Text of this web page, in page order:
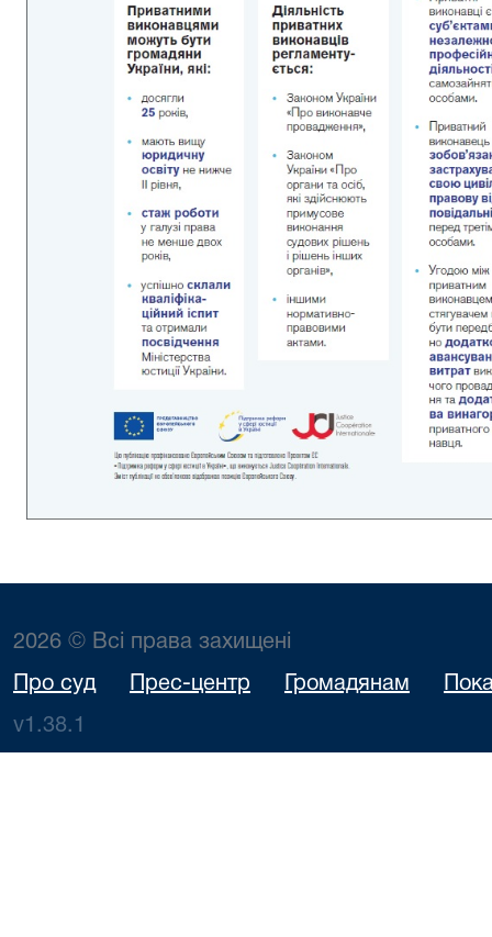
2026 © Всі права захищені
Про суд Прес-центр Громадянам
v1.38.1